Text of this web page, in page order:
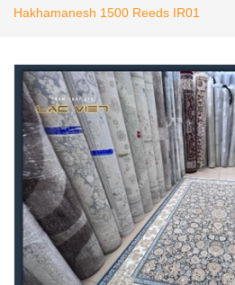
Hakhamanesh 1500 Reeds IR01